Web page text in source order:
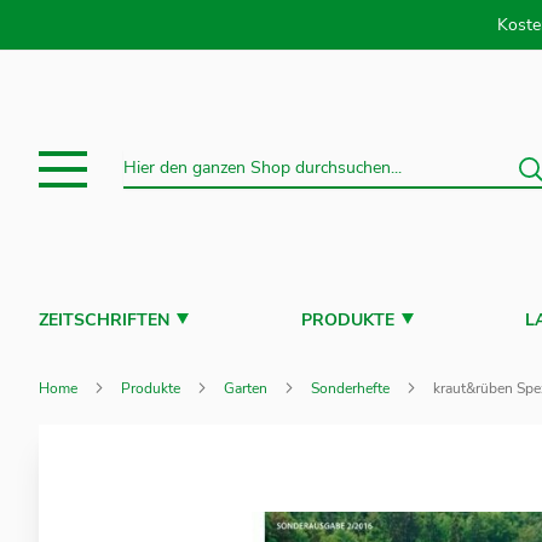
Suche
ZEITSCHRIFTEN PRODUKTE
Home Produkte Garten Sonderhefte kraut&rüben